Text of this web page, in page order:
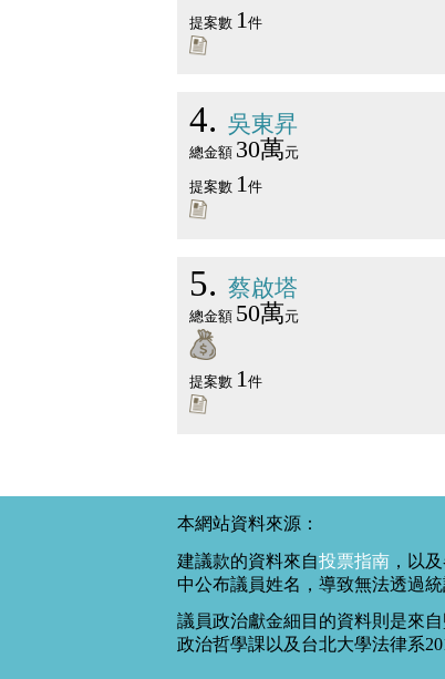
提案數 1件
4 吳東昇
總金額 30萬元
提案數 1件
5 蔡啟塔
總金額 50萬元
提案數 1件
本網站資料來源：
建議款的資料來自投票指南 ，以
中公布議員姓名，導致無法透過
議員政治獻金細目的資料則是來
政治哲學課以及台北大學法律系